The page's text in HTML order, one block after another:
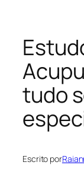
tudo
Escrito por